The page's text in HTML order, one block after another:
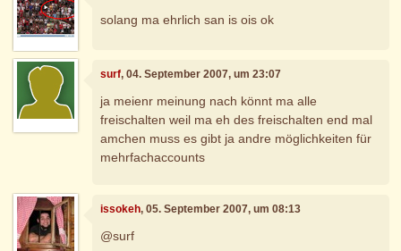
solang ma ehrlich san is ois ok
surf, 04. September 2007, um 23:07
ja meienr meinung nach könnt ma alle
freischalten weil ma eh des freischalten end mal
amchen muss es gibt ja andre möglichkeiten für
mehrfachaccounts
issokeh, 05. September 2007, um 08:13
@surf